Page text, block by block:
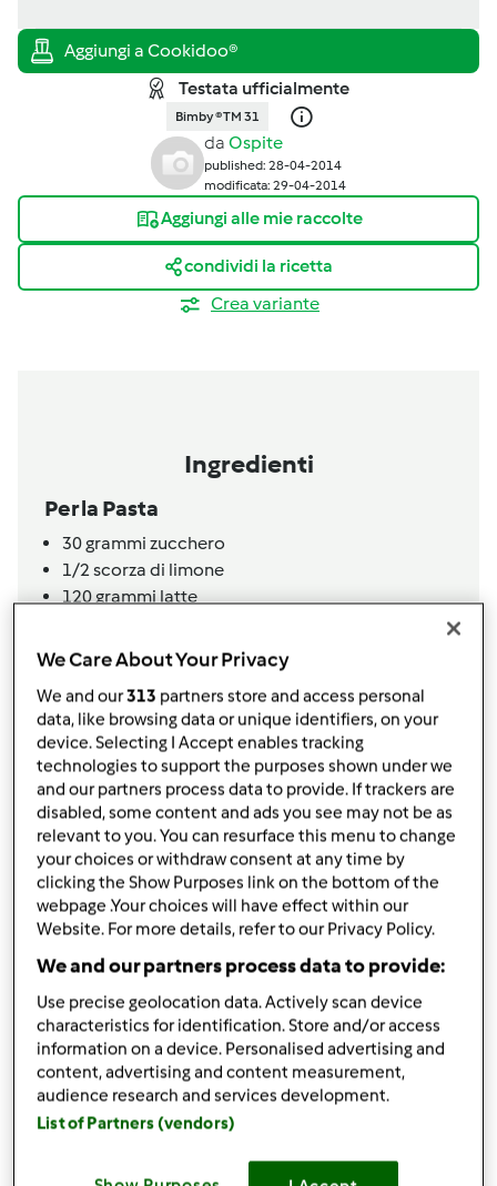
Testata ufficialmente
Bimby ® TM 31
da Ospite
published: 28-04-2014
modificata: 29-04-2014
Aggiungi alle mie raccolte
condividi la ricetta
Crea variante
Ingredienti
Per la Pasta
30grammi zucchero
1/2scorza di limone
120grammi latte
15 grammi
lievito di birra fresco
300grammi farina manitoba
1pizzicosale
Per la Farcia
90grammidi pistacchi al naturale sgusciati e
spellati
400grammidi ricotta fresca, ben sgocciolata
2tuorli
150grammizucchero
90grammigocce di cioccolato,o cioccolato
fondente tritato grossolamente
per la Glassa
20grammidi albume
50grammizucchero
Ad esempio: per l’impasto
Ad esempio: per l’impasto
We Care About Your Privacy
We and our313 partners store and access personal
data, like browsing data or unique identifiers, on your
device. Selecting I Accept enables tracking
technologies to support the purposes shown under we
and our partners process data to provide. If trackers are
disabled, some content and ads you see may not be as
relevant to you. You can resurface this menu to change
your choices or withdraw consent at any time by
clicking the Show Purposes link on the bottom of the
webpage .Your choices will have effect within our
Website. For more details, refer to our Privacy Policy.
We and our partners process data to provide:
Use precise geolocation data. Actively scan device
characteristics for identification. Store and/or access
information on a device. Personalised advertising and
content, advertising and content measurement,
audience research and services development.
List of Partners (vendors)